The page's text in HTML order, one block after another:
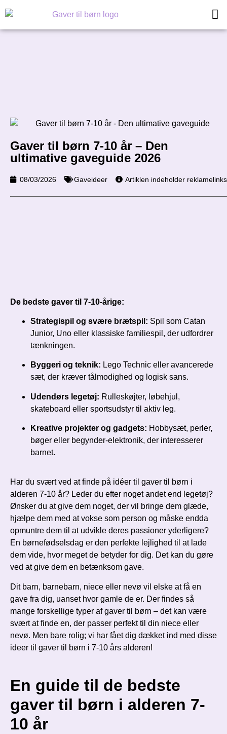
Gaver til børn 7-10 år – Den
ultimative gaveguide 2026
08/03/2026 Gaveideer Artiklen indeholder reklamelinks
De bedste gaver til 7-10-årige:
Strategispil og svære brætspil: Spil som Catan
Junior, Uno eller klassiske familiespil, der udfordrer
tænkningen.
Byggeri og teknik: Lego Technic eller avancerede
sæt, der kræver tålmodighed og logisk sans.
Udendørs legetøj: Rulleskøjter, løbehjul,
skateboard eller sportsudstyr til aktiv leg.
Kreative projekter og gadgets: Hobbysæt, perler,
bøger eller begynder-elektronik, der interesserer
barnet.
Har du svært ved at finde på idéer til gaver til børn i
alderen 7-10 år? Leder du efter noget andet end legetøj?
Ønsker du at give dem noget, der vil bringe dem glæde,
hjælpe dem med at vokse som person og måske endda
opmuntre dem til at udvikle deres passioner yderligere?
En børnefødselsdag er den perfekte lejlighed til at lade
dem vide, hvor meget de betyder for dig. Det kan du gøre
ved at give dem en betænksom gave.
Dit barn, barnebarn, niece eller nevø vil elske at få en
gave fra dig, uanset hvor gamle de er. Der findes så
mange forskellige typer af gaver til børn – det kan være
svært at finde en, der passer perfekt til din niece eller
nevø. Men bare rolig; vi har fået dig dækket ind med disse
ideer til gaver til børn i 7-10 års alderen!
En guide til de bedste
gaver til børn i alderen 7-
10 år